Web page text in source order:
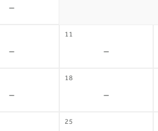
-
11
-
-
18
-
-
25